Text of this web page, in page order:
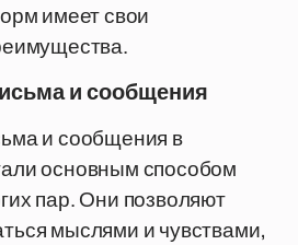
имеет свои
и сообщения
и сообщения в
основным способом
пар. Они позволяют
мыслями и чувствами,